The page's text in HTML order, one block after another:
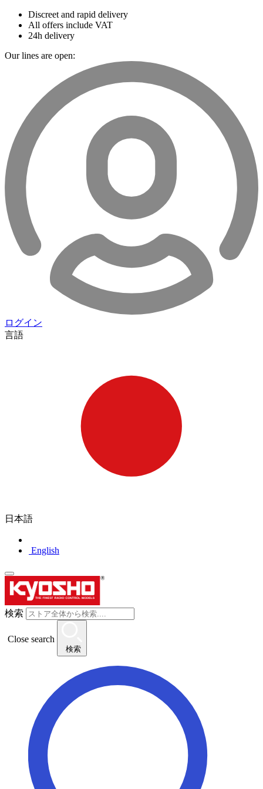
Discreet and rapid delivery
All offers include VAT
24h delivery
Our lines are open:
ログイン
言語
日本語
English
検索
Close search
検索